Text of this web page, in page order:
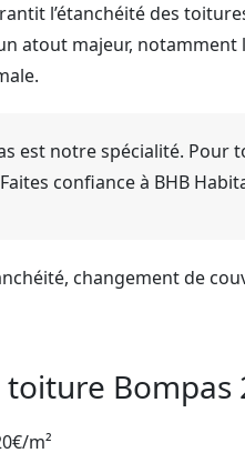
l’étanchéité des
atout majeur,
est notre spécialité. Pour
confiance à BHB
changement de
Bompas
m²